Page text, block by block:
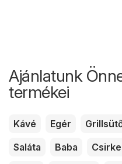
Ajánlatunk
termékei
Kávé Egér
Saláta
Baba